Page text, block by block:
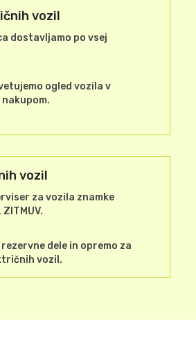
vozil
dostavljamo po vsej
ogled vozila v
vozil
za vozila znamke
ZITMUV.
dele in opremo za
vozil.